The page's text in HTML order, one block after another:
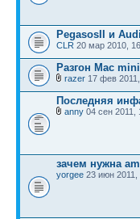
PegasosII и
CLR 20 мар 2010,
Разгон Mac
razer 17 фев
Последняя
anny 04 сен 2011,
зачем нужна
yorgee 23 июн 2011,